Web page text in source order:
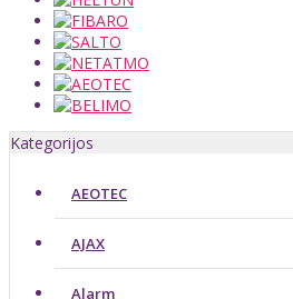
Kategorijos
AEOTEC
AJAX
Alarm